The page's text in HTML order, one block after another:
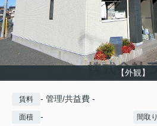
【外観】
賃料 - 管理/共益費 -
面積 - 間取り